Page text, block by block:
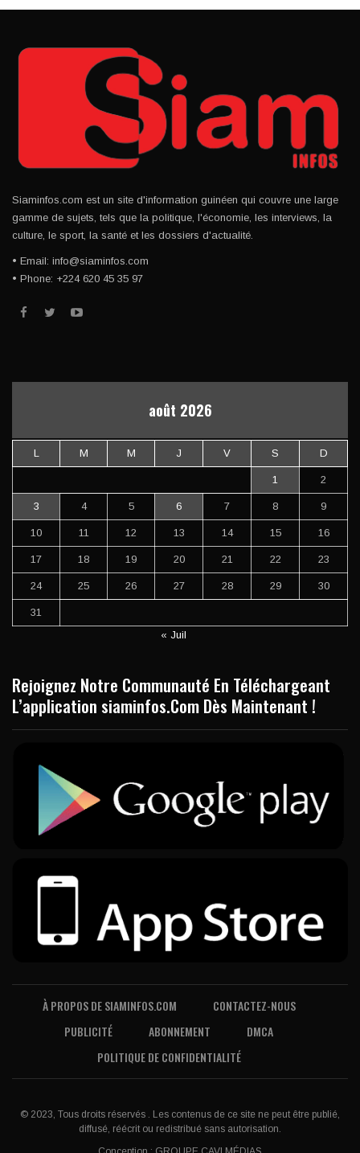
Siaminfos.com est un site d'information guinéen qui couvre une large
gamme de sujets, tels que la politique, l'économie, les interviews, la
culture, le sport, la santé et les dossiers d'actualité.
• Email: info@siaminfos.com
• Phone: +224 620 45 35 97
août 2026
L M M J V S D
1 2
3 4 5 6 7 8 9
10 11 12 13 14 15 16
17 18 19 20 21 22 23
24 25 26 27 28 29 30
31
« Juil
Rejoignez Notre Communauté En Téléchargeant
L’application siaminfos.Com Dès Maintenant !
À PROPOS DE SIAMINFOS.COM
CONTACTEZ-NOUS
PUBLICITÉ
ABONNEMENT
DMCA
POLITIQUE DE CONFIDENTIALITÉ
© 2023, Tous droits réservés . Les contenus de ce site ne peut être publié,
diffusé, réécrit ou redistribué sans autorisation.